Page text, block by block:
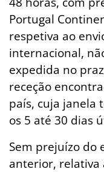
Portugal
respetiva ao
internacional,
expedida no
receção
país, cuja janela
os 5 até 30 dias
Sem prejuízo do
anterior, relativa